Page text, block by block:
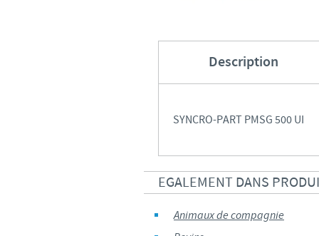
Description
SYNCRO-PART PMSG 500 UI
EGALEMENT DANS
Animaux de compagnie